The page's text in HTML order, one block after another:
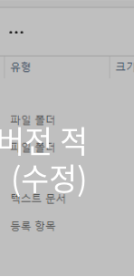
전 적
(수정)